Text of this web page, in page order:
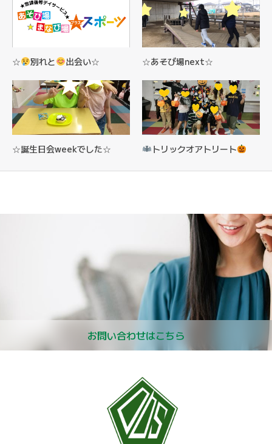
☆ 別れと 出会い☆ ☆あそび場next☆
☆誕生日会weekでした☆ トリックオアトリート
お問い合わせはこちら